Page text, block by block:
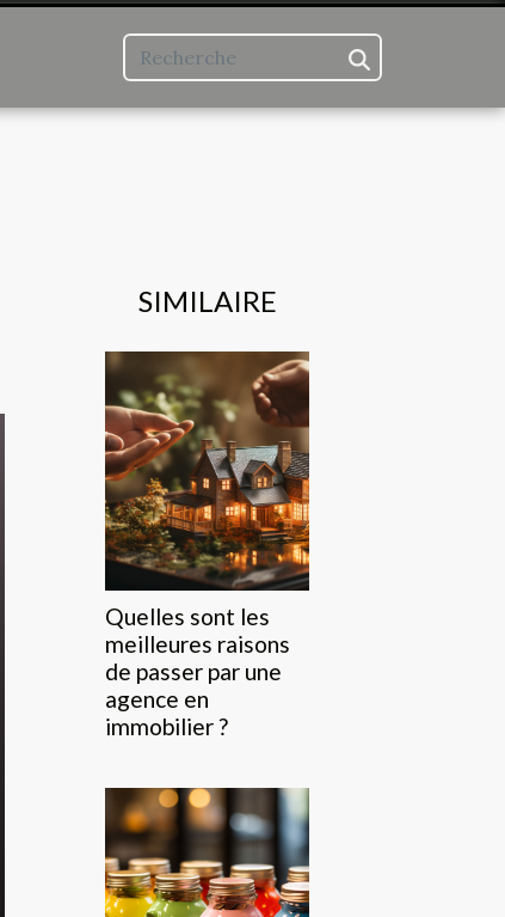
SIMILAIRE
Quelles sont les
meilleures raisons
de passer par une
agence en
immobilier ?